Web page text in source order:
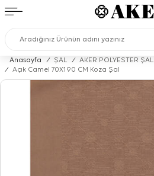
Anasayfa / ŞAL /
AKER POLYESTER ŞAL
/
Açık Camel 70X190 CM Koza Şal